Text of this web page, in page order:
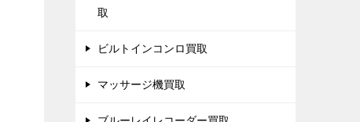
取
ビルトインコンロ買取
マッサージ機買取